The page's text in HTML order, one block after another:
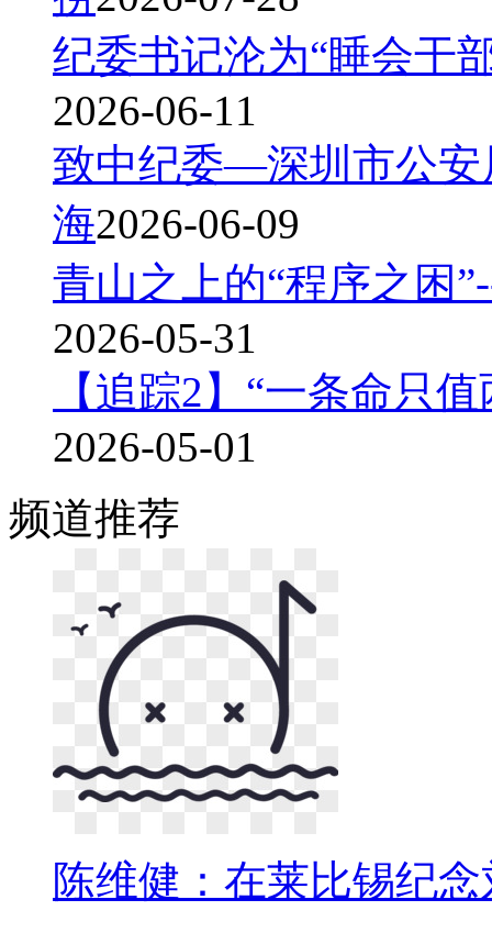
纪委书记沦为“睡会干
2026-06-11
致中纪委—深圳市公安
海2026-06-09
青山之上的“程序之困
2026-05-31
【追踪2】“一条命只
2026-05-01
频道推荐
陈维健：在莱比锡纪